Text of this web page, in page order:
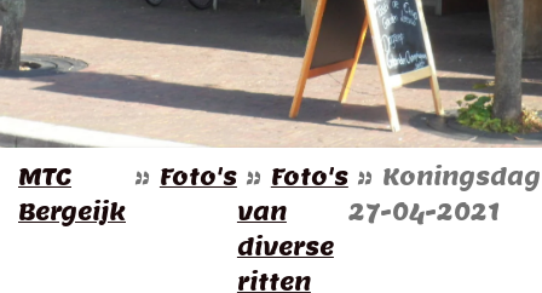
MTC
Bergeijk
» Foto's » Foto's
van
diverse
ritten
»
27-04-2021